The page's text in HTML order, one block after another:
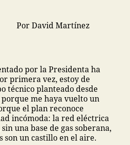
Por David Martínez
por la Presidenta ha
primera vez, estoy de
técnico planteado desde
me haya vuelto un
el plan reconoce
incómoda: la red eléctrica
una base de gas soberana,
son un castillo en el aire.